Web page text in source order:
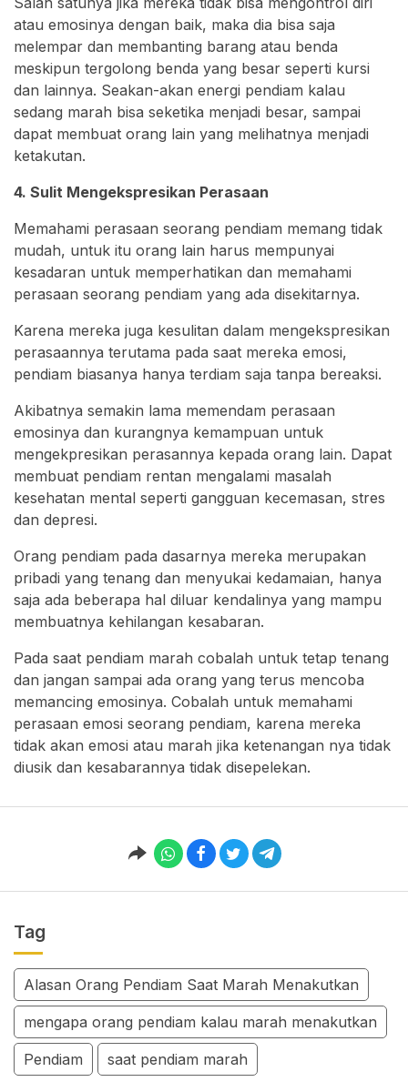
atau emosinya dengan baik, maka dia bisa saja
melempar dan membanting barang atau benda
meskipun tergolong benda yang besar seperti kursi
dan lainnya. Seakan-akan energi pendiam kalau
sedang marah bisa seketika menjadi besar, sampai
dapat membuat orang lain yang melihatnya menjadi
ketakutan.
4. Sulit Mengekspresikan Perasaan
Memahami perasaan seorang pendiam memang tidak
mudah, untuk itu orang lain harus mempunyai
kesadaran untuk memperhatikan dan memahami
perasaan seorang pendiam yang ada disekitarnya.
Karena mereka juga kesulitan dalam mengekspresikan
perasaannya terutama pada saat mereka emosi,
pendiam biasanya hanya terdiam saja tanpa bereaksi.
Akibatnya semakin lama memendam perasaan
emosinya dan kurangnya kemampuan untuk
mengekpresikan perasannya kepada orang lain. Dapat
membuat pendiam rentan mengalami masalah
kesehatan mental seperti gangguan kecemasan, stres
dan depresi.
Orang pendiam pada dasarnya mereka merupakan
pribadi yang tenang dan menyukai kedamaian, hanya
saja ada beberapa hal diluar kendalinya yang mampu
membuatnya kehilangan kesabaran.
Pada saat pendiam marah cobalah untuk tetap tenang
dan jangan sampai ada orang yang terus mencoba
memancing emosinya. Cobalah untuk memahami
perasaan emosi seorang pendiam, karena mereka
tidak akan emosi atau marah jika ketenangan nya tidak
diusik dan kesabarannya tidak disepelekan.
Tag
Alasan Orang Pendiam Saat Marah Menakutkan
mengapa orang pendiam kalau marah menakutkan
Pendiam saat pendiam marah